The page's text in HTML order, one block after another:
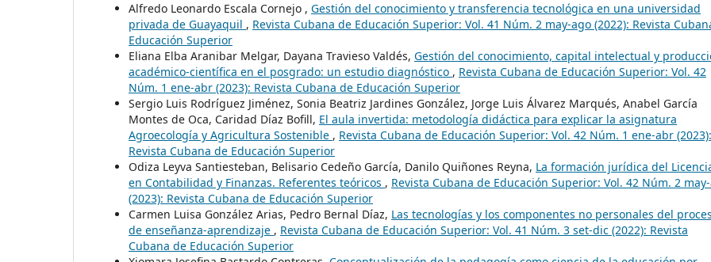
Alfredo Leonardo Escala Cornejo , Gestión del conocimiento y transferencia tecnológica en una universidad
privada de Guayaquil , Revista Cubana de Educación Superior: Vol. 41 Núm. 2 may-ago (2022): Revista
Educación Superior
Eliana Elba Aranibar Melgar, Dayana Travieso Valdés, Gestión del conocimiento, capital intelectual y
académico-científica en el posgrado: un estudio diagnóstico , Revista Cubana de Educación Superior: Vol. 42
Núm. 1 ene-abr (2023): Revista Cubana de Educación Superior
Sergio Luis Rodríguez Jiménez, Sonia Beatriz Jardines González, Jorge Luis Álvarez Marqués, Anabel García
Montes de Oca, Caridad Díaz Bofill, El aula invertida: metodología didáctica para explicar la asignatura
Agroecología y Agricultura Sostenible , Revista Cubana de Educación Superior: Vol. 42 Núm. 1 ene-abr (2023):
Revista Cubana de Educación Superior
Odiza Leyva Santiesteban, Belisario Cedeño García, Danilo Quiñones Reyna, La formación jurídica del
en Contabilidad y Finanzas. Referentes teóricos , Revista Cubana de Educación Superior: Vol. 42 Núm. 2
(2023): Revista Cubana de Educación Superior
Carmen Luisa González Arias, Pedro Bernal Díaz, Las tecnologías y los componentes no personales del
de enseñanza-aprendizaje , Revista Cubana de Educación Superior: Vol. 41 Núm. 3 set-dic (2022): Revista
Cubana de Educación Superior